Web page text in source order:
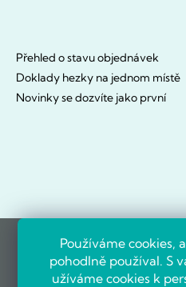
Používáme cookies,
pohodlně používal. S
užíváme cookies k
Přehled o stavu objednávek
Doklady hezky na jednom místě
Novinky se dozvíte jako první